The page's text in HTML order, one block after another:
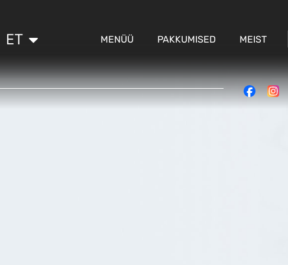
ET
RU MENÜÜ PAKKUMISED MEIST